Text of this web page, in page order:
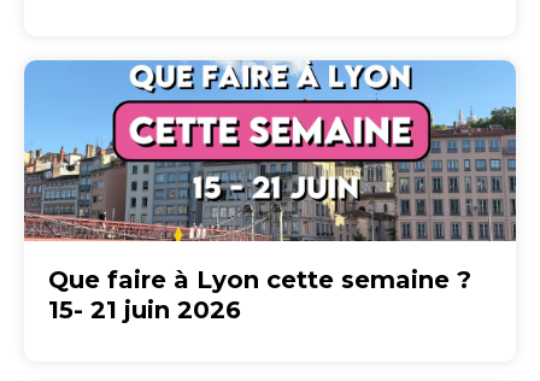
Que faire à Lyon cette semaine ?
15- 21 juin 2026